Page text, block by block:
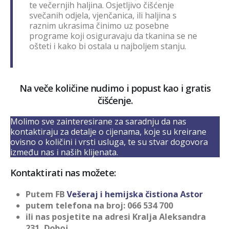
te večernjih haljina. Osjetljivo čišćenje
svečanih odjela, vjenčanica, ili haljina s
raznim ukrasima činimo uz posebne
programe koji osiguravaju da tkanina se ne
ošteti i kako bi ostala u najboljem stanju.
Na veče količine nudimo i popust kao i gratis
čišćenje.
Molimo sve zainteresirane za saradnju da nas
kontaktiraju za detalje o cijenama, koje su kreirane
ovisno o količini i vrsti usluga, te su stvar dogovora
između nas i naših klijenata.
Kontaktirati nas možete:
Putem FBVešeraj i hemijska čistiona Astor
putem telefona na broj: 066 534 700
ili nas posjetite na adresi Kralja Aleksandra